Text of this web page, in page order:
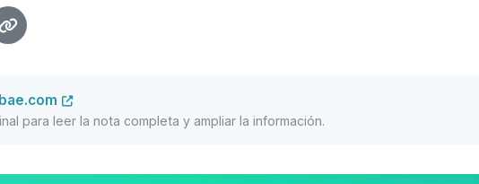
para leer la nota completa y ampliar la información.